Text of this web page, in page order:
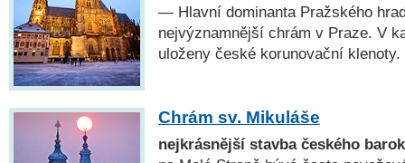
— Hlavní dominanta Pražského
nejvýznamnější chrám v Praze. V
uloženy české korunovační klenoty.
Chrám sv. Mikuláše
nejkrásnější stavba českého